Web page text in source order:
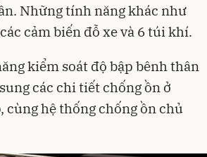
Những tính năng khác như
cảm biến đỗ xe và 6 túi khí.
kiểm soát độ bập bênh thân
các chi tiết chống ồn ở
cùng hệ thống chống ồn chủ